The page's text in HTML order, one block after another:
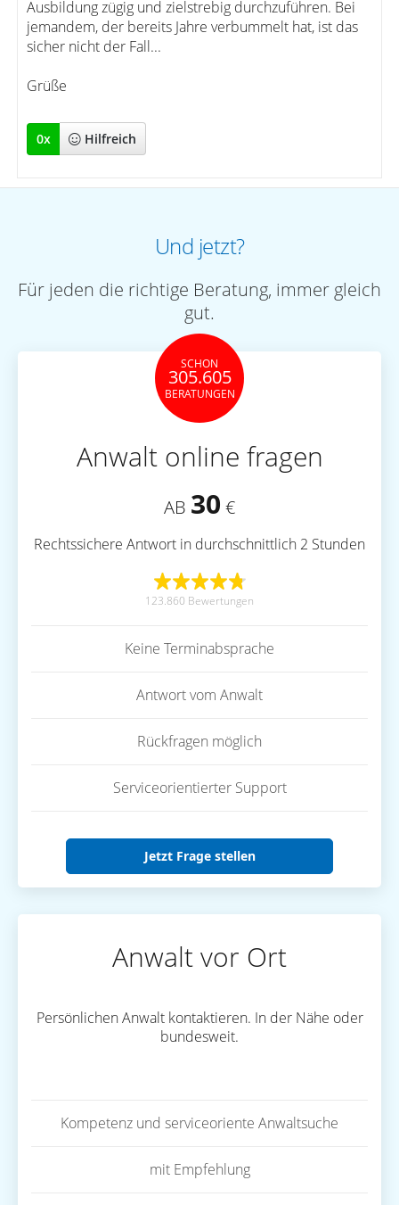
Ausbildung zügig und zielstrebig durchzuführen. Bei
jemandem, der bereits Jahre verbummelt hat, ist das
sicher nicht der Fall...
Grüße
0x Hilfreich
Und jetzt?
Für jeden die richtige Beratung, immer gleich
gut.
SCHON
305.605
BERATUNGEN
Anwalt online fragen
AB 30 €
Rechtssichere Antwort in durchschnittlich 2 Stunden
123.860 Bewertungen
Keine Terminabsprache
Antwort vom Anwalt
Rückfragen möglich
Serviceorientierter Support
Jetzt Frage stellen
Anwalt vor Ort
Persönlichen Anwalt kontaktieren. In der Nähe oder
bundesweit.
Kompetenz und serviceoriente Anwaltsuche
mit Empfehlung